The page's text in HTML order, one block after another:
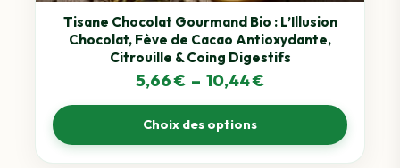
Tisane Chocolat Gourmand Bio : L’Illusion
Chocolat, Fève de Cacao Antioxydante,
Citrouille & Coing Digestifs
5,66€ – 10,44€Plage
de
Choix des options
produit